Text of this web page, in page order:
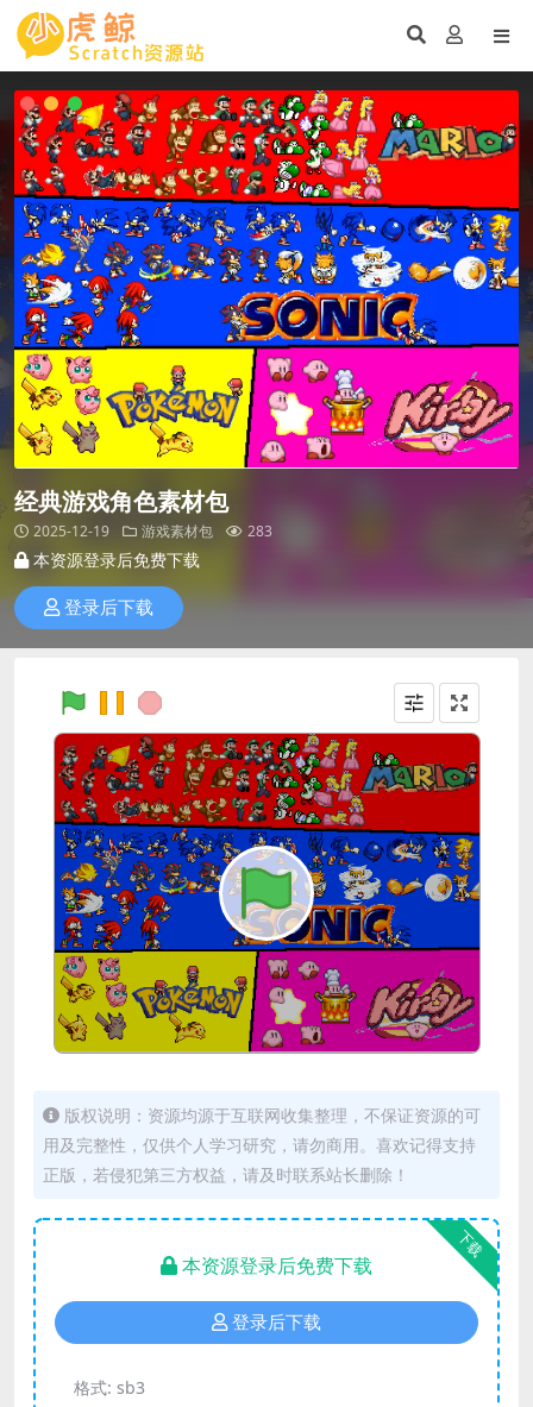
经典游戏角色素材包
2025-12-19 游戏素材包 283
本资源登录后免费下载
登录后下载
版权说明：资源均源于互联网收集整理，不保证资源的可
用及完整性，仅供个人学习研究，请勿商用。喜欢记得支持
正版，若侵犯第三方权益，请及时联系站长删除！
下载
本资源登录后免费下载
登录后下载
格式: sb3